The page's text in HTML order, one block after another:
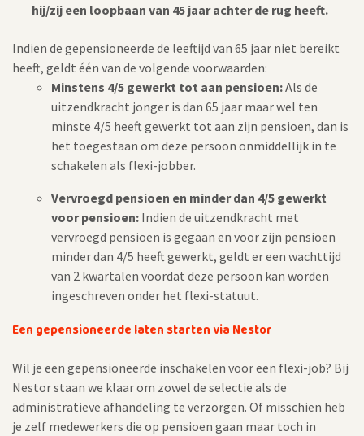
hij/zij een loopbaan van 45 jaar achter de rug heeft.
Indien de gepensioneerde de leeftijd van 65 jaar niet bereikt
heeft, geldt één van de volgende voorwaarden:
Minstens 4/5 gewerkt tot aan pensioen:Als de
uitzendkracht jonger is dan 65 jaar maar wel ten
minste 4/5 heeft gewerkt tot aan zijn pensioen, dan is
het toegestaan om deze persoon onmiddellijk in te
schakelen als flexi-jobber.
Vervroegd pensioen en minder dan 4/5 gewerkt
voor pensioen: Indien de uitzendkracht met
vervroegd pensioen is gegaan en voor zijn pensioen
minder dan 4/5 heeft gewerkt, geldt er een wachttijd
van 2 kwartalen voordat deze persoon kan worden
ingeschreven onder het flexi-statuut.
Een gepensioneerde laten starten via Nestor
Wil je een gepensioneerde inschakelen voor een flexi-job? Bij
Nestor staan we klaar om zowel de selectie als de
administratieve afhandeling te verzorgen. Of misschien heb
je zelf medewerkers die op pensioen gaan maar toch in